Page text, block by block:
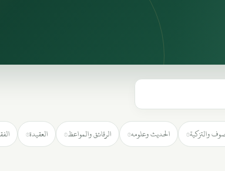
والتزكية٦ الحديث وعلومه٧ الرقائق والمواعظ٢ العقيدة٧